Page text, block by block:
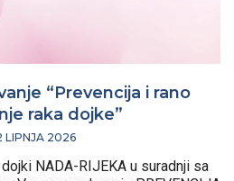
“Prevencija i rano
raka dojke”
LIPNJA 2026
NADA-RIJEKA u suradnji sa